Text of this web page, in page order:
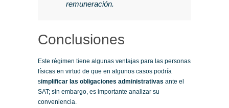
remuneración.
Conclusiones
Este régimen tiene algunas ventajas para las personas
físicas en virtud de que en algunos casos podría
simplificar las obligaciones administrativas ante el
SAT; sin embargo, es importante analizar su
conveniencia.